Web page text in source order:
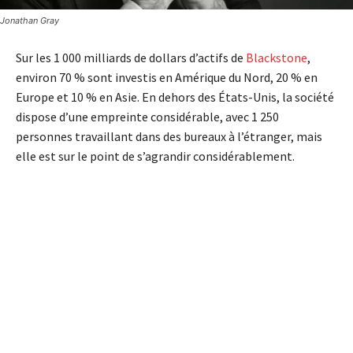
Jonathan Gray
Sur les 1 000 milliards de dollars d’actifs de Blackstone,
environ 70 % sont investis en Amérique du Nord, 20 % en
Europe et 10 % en Asie. En dehors des États-Unis, la société
dispose d’une empreinte considérable, avec 1 250
personnes travaillant dans des bureaux à l’étranger, mais
elle est sur le point de s’agrandir considérablement.